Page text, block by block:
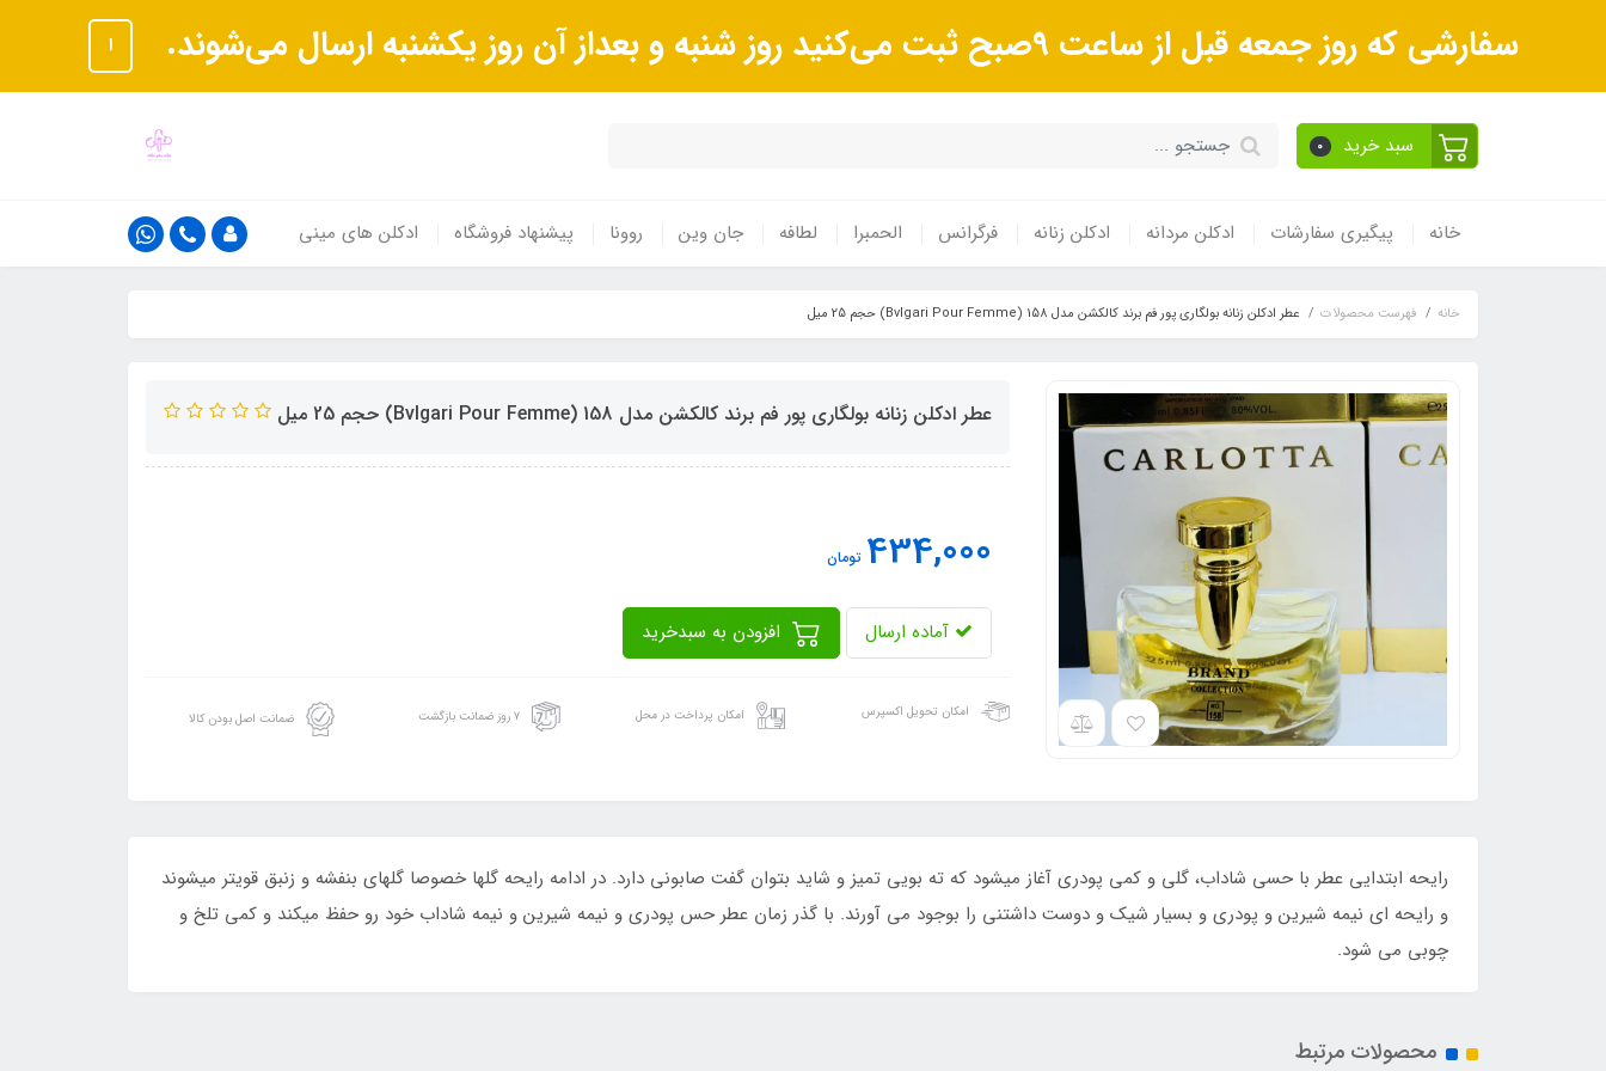
سفارشی که روز جمعه قبل از ساعت 9صبح ثبت می‌کنید روز شنبه و بعداز آن روز یکشنبه ارسال می‌شوند. ا
سبد خرید 0
خانه پیگیری سفارشات ادکلن مردانه ادکلن زنانه فرگرانس الحمبرا لطافه جان وین روونا پیشنهاد فروشگاه ادکلن های مینی
خانه فهرست محصولات عطر ادکلن زنانه بولگاری پور فم برند کالکشن مدل 158 (Bvlgari Pour Femme) حجم 25 میل
عطر ادکلن زنانه بولگاری پور فم برند کالکشن مدل 158 (Bvlgari Pour Femme) حجم 25 میل
434,000 تومان
آماده ارسال
امکان تحویل اکسپرس امکان پرداخت در محل ۷ روز ضمانت بازگشت ضمانت اصل بودن کالا
رایحه ابتدایی عطر با حسی شاداب، گلی و کمی پودری آغاز میشود که ته بویی تمیز و شاید بتوان گفت صابونی دارد. در ادامه رایحه گلها خصوصا گلهای بنفشه و زنبق قویتر میشوند
و رایحه ای نیمه شیرین و پودری و بسیار شیک و دوست داشتنی را بوجود می آورند. با گذر زمان عطر حس پودری و نیمه شیرین و نیمه شاداب خود رو حفظ میکند و کمی تلخ و
چوبی می شود.
محصولات مرتبط